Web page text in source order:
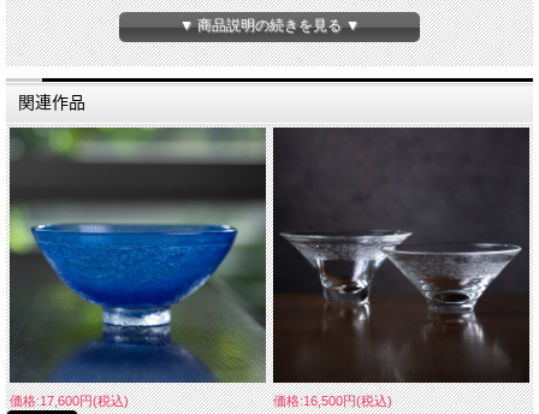
▼ 商品説明の続きを見る ▼
関連作品
価格:17,600円(税込)
価格:16,500円(税込)